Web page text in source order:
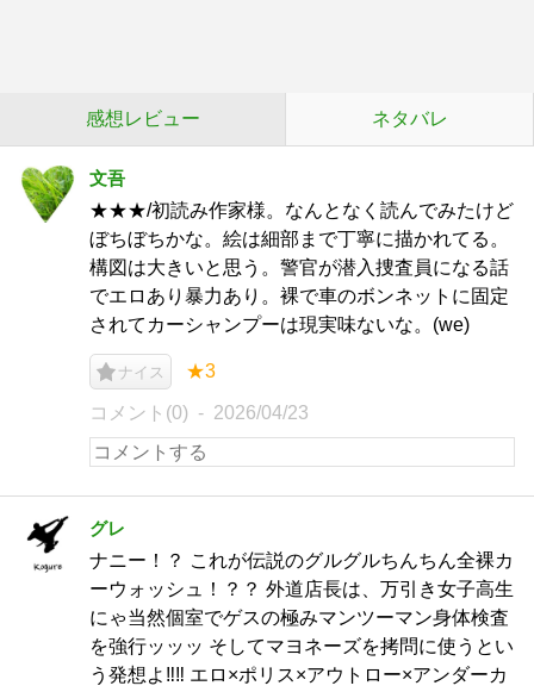
感想レビュー ネタバレ
文吾
★★★/初読み作家様。なんとなく読んでみたけど
ぼちぼちかな。絵は細部まで丁寧に描かれてる。
構図は大きいと思う。警官が潜入捜査員になる話
でエロあり暴力あり。裸で車のボンネットに固定
されてカーシャンプーは現実味ないな。(we)
ナイス ★3
コメント(0) 2026/04/23
グレ
ナニー！？ これが伝説のグルグルちんちん全裸カ
ーウォッシュ！？？ 外道店長は、万引き女子高生
にゃ当然個室でゲスの極みマンツーマン身体検査
を強行ッッッ そしてマヨネーズを拷問に使うとい
う発想よ‼‼ エロ×ポリス×アウトロー×アンダーカ